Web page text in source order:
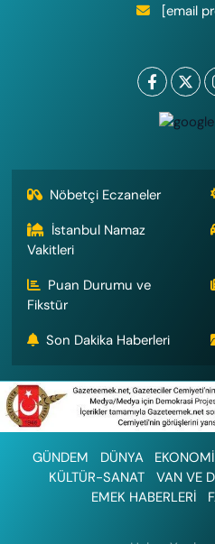
[email
Nöbetçi Eczaneler
İstanbul Namaz
Vakitleri
Puan Durumu ve
Fikstür
Son Dakika Haberleri
GÜNDEM DÜNYA EKONOMİ
KÜLTÜR-SANAT
VAN VE
EMEK HABERLERİ